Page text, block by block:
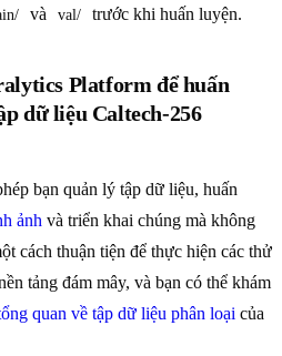
và val/ trước khi huấn luyện.
Platform để huấn
dữ liệu Caltech-256
bạn quản lý tập dữ liệu, huấn
ảnh và triển khai chúng mà không
cách thuận tiện để thực hiện các thử
tảng đám mây, và bạn có thể khám
quan về tập dữ liệu phân loại của